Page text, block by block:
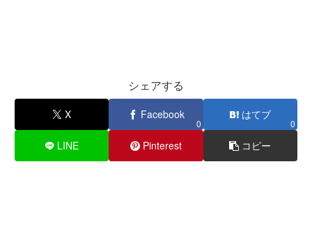
シェアする
X Facebook
0
はてブ
0
LINE Pinterest コピー